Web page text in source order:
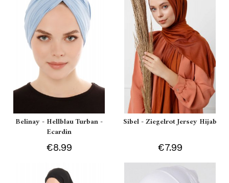
Belinay - Hellblau Turban -
Ecardin
€8.99
Sibel - Ziegelrot Jersey Hijab
€7.99